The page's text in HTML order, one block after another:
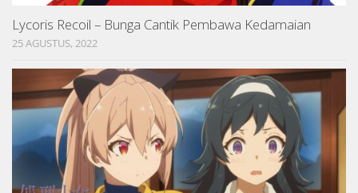
Lycoris Recoil – Bunga Cantik Pembawa Kedamaian
25 AGUSTUS, 2022